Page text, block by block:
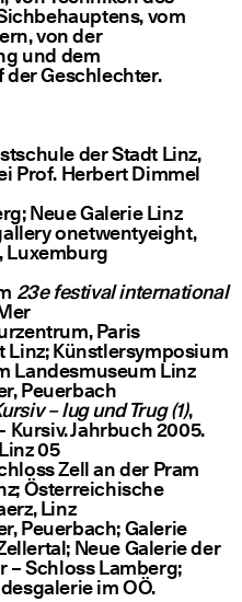
vom
von der
und dem
Geschlechter.
der Stadt Linz,
Prof. Herbert Dimmel
Neue Galerie Linz
onetwentyeight,
Luxemburg
23e festival international
Paris
Linz; Künstlersymposium
Landesmuseum Linz
Peuerbach
– lug und Trug (1),
Kursiv. Jahrbuch 2005.
05
Zell an der Pram
Österreichische
Linz
Peuerbach; Galerie
Neue Galerie der
– Schloss Lamberg;
im OÖ.